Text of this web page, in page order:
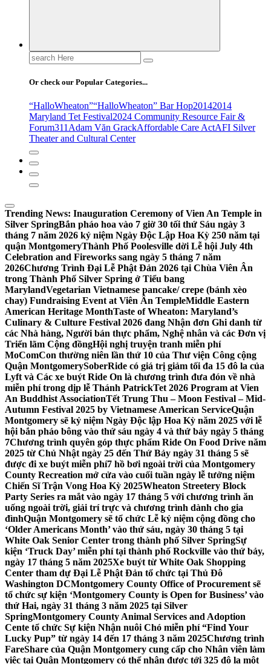
Search
for:
Or check our Popular Categories...
“HalloWheaton”“HalloWheaton” Bar Hop20142014
Maryland Tet Festival2024 Community Resource Fair &
Forum311 Adam Văn GrackAffordable Care ActAFI Silver
Theater and Cultural Center
Trending News: Inauguration Ceremony of Vien An Temple in
Silver SpringBắn pháo hoa vào 7 giờ 30 tối thứ Sáu ngày 3
tháng 7 năm 2026 kỷ niệm Ngày Độc Lập Hoa Kỳ 250 năm tại
quận MontgomeryThành Phố Poolesville dời Lễ hội July 4th
Celebration and Fireworks sang ngày 5 tháng 7 năm
2026Chương Trình Đại Lễ Phật Đản 2026 tại Chùa Viên Ân
trong Thành Phố Silver Spring ở Tiểu bang
MarylandVegetarian Vietnamese pancake/ crepe (bánh xèo
chay) Fundraising Event at Viên Ân TempleMiddle Eastern
American Heritage MonthTaste of Wheaton: Maryland’s
Culinary & Culture Festival 2026 đang Nhận đơn Ghi danh từ
các Nhà hàng, Người bán thực phẩm, Nghệ nhân và các Đơn vị
Triển lãm Cộng đồngHội nghị truyện tranh miễn phí
MoComCon thường niên lần thứ 10 của Thư viện Công cộng
Quận MontgomerySoberRide có giá trị giảm tối đa 15 đô la của
Lyft và Các xe buýt Ride On là chương trình đưa đón về nhà
miễn phí trong dịp lễ Thánh PatrickTet 2026 Program at Vien
An Buddhist AssociationTết Trung Thu – Moon Festival – Mid-
Autumn Festival 2025 by Vietnamese American ServiceQuận
Montgomery sẽ kỷ niệm Ngày Độc lập Hoa Kỳ năm 2025 với lễ
hội bắn pháo bông vào thứ sáu ngày 4 và thứ bảy ngày 5 tháng
7Chương trình quyên góp thực phẩm Ride On Food Drive năm
2025 từ Chủ Nhật ngày 25 đến Thứ Bảy ngày 31 tháng 5 sẽ
được đi xe buýt miễn phí7 hồ bơi ngoài trời của Montgomery
County Recreation mở cửa vào cuối tuần ngày lễ tưởng niệm
Chiến Sĩ Trận Vong Hoa Kỳ 2025Wheaton Streetery Block
Party Series ra mắt vào ngày 17 tháng 5 với chương trình ăn
uống ngoài trời, giải trí trực và chương trình dành cho gia
đìnhQuận Montgomery sẽ tổ chức Lễ kỷ niệm cộng đồng cho
‘Older Americans Month’ vào thứ sáu, ngày 30 tháng 5 tại
White Oak Senior Center trong thành phố Silver SpringSự
kiện ‘Truck Day’ miễn phí tại thành phố Rockville vào thứ bảy,
ngày 17 tháng 5 năm 2025Xe buýt từ White Oak Shopping
Center tham dự Đại Lễ Phật Đản tổ chức tại Thủ Đô
Washington DCMontgomery County Office of Procurement sẽ
tổ chức sự kiện ‘Montgomery County is Open for Business’ vào
thứ Hai, ngày 31 tháng 3 năm 2025 tại Silver
SpringMontgomery County Animal Services and Adoption
Cente tổ chức Sự kiện Nhận nuôi Chó miễn phí “Find Your
Lucky Pup” từ ngày 14 đến 17 tháng 3 năm 2025Chương trình
FareShare của Quận Montgomery cung cấp cho Nhân viên làm
việc tại Quận Montgomery có thể nhận được tới 325 đô la một